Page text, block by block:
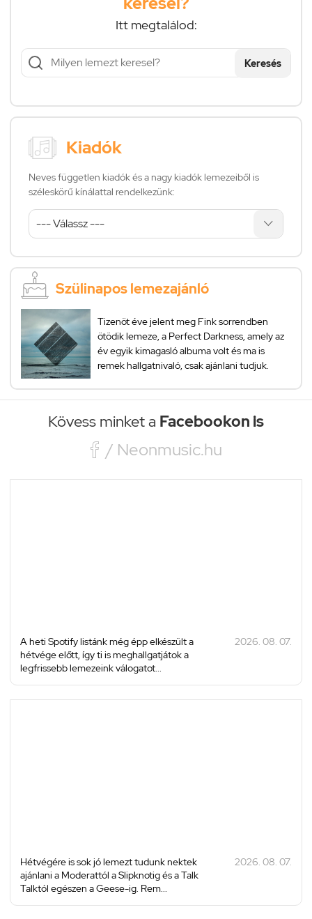
Itt megtalálod:
Keresés
Kiadók
Neves független kiadók és a nagy kiadók lemezeiből is
széleskörű kínálattal rendelkezünk:
Szülinapos lemezajánló
Tizenöt éve jelent meg Fink sorrendben
ötödik lemeze, a Perfect Darkness, amely az
év egyik kimagasló albuma volt és ma is
remek hallgatnivaló, csak ajánlani tudjuk.
Kövess minket a Facebookon is
 / Neonmusic.hu
A heti Spotify listánk még épp elkészült a
hétvége előtt, így ti is meghallgatjátok a
legfrissebb lemezeink válogatot...
2026. 08. 07.
Hétvégére is sok jó lemezt tudunk nektek
ajánlani a Moderattól a Slipknotig és a Talk
Talktól egészen a Geese-ig. Rem...
2026. 08. 07.